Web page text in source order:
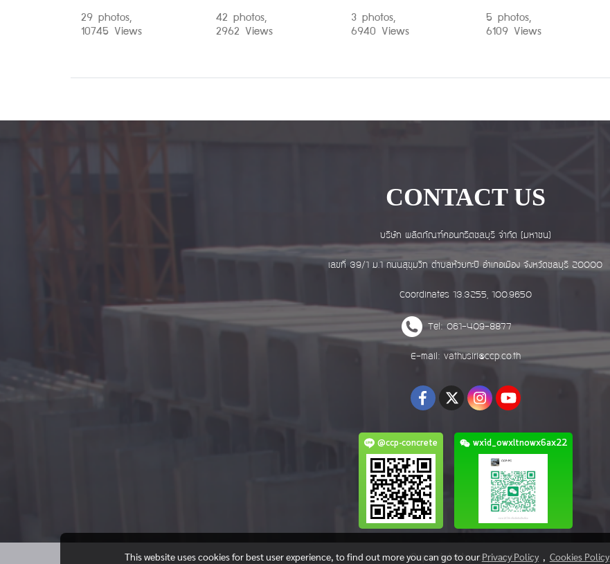
29 photos,
10745 Views
42 photos,
2962 Views
3 photos,
6940 Views
5 photos,
6109 Views
CONTACT US
บริษัท ผลิตภัณฑ์คอนกรีตชลบุรี จำกัด (มหาชน)
เลขที่ 39/1 ม.1 ถนนสุขุมวิท ตำบลห้วยกะปิ อำเภอเมือง จังหวัดชลบุรี 20000
Coordinates 13.3255, 100.9650
Tel: 061-409-8877
E-mail: vathusiri@ccp.co.th
@ccp-concrete wxid_owxltnowx6ax22
Copy right by ccp.co.th
This website uses cookies for best user experience, to find out more you can go to our Privacy Policy, Cookies Policy